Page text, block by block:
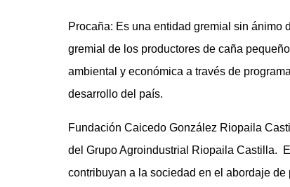
Procaña: Es una entidad gremial sin ánimo
gremial de los productores de caña
ambiental y económica a través de
desarrollo del país.
Fundación Caicedo González Riopaila
del Grupo Agroindustrial Riopaila Castilla.
contribuyan a la sociedad en el abordaje